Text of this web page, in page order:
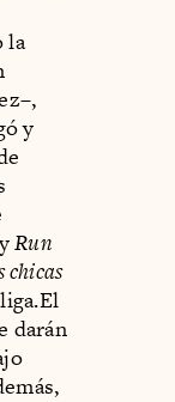
la
y
Run
chicas
darán